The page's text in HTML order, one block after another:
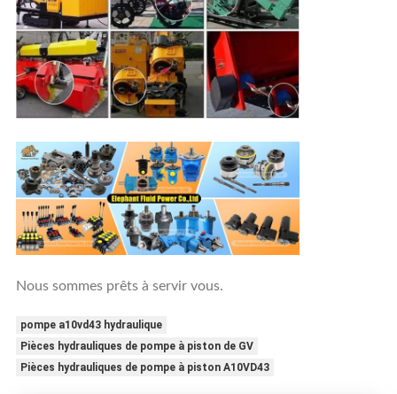
Nous sommes prêts à servir vous.
pompe a10vd43 hydraulique
Pièces hydrauliques de pompe à piston de GV
Pièces hydrauliques de pompe à piston A10VD43